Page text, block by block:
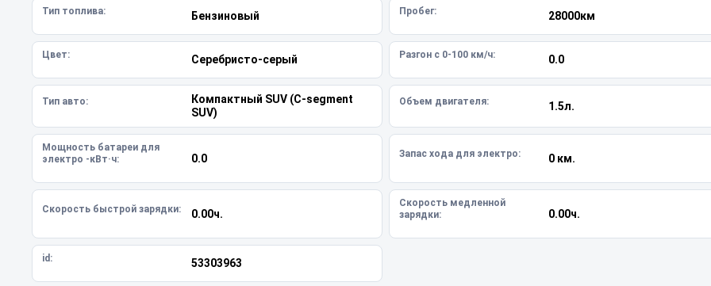
Тип топлива: Бензиновый Пробег: 28000км
Цвет: Серебристо-серый Разгон с 0-100 км/ч: 0.0
Тип авто:
Компактный SUV (C-segment
SUV)
Объем двигателя: 1.5л.
Мощность батареи для
электро -кВт·ч:
0.0 Запас хода для электро: 0 км.
Скорость быстрой зарядки: 0.00ч.
Скорость медленной
зарядки:
0.00ч.
id: 53303963